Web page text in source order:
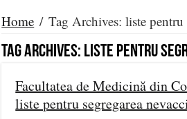
Home / Tag Archives: liste pentru
Tag Archives: liste pentru
Facultatea de Medicină din
liste pentru segregarea